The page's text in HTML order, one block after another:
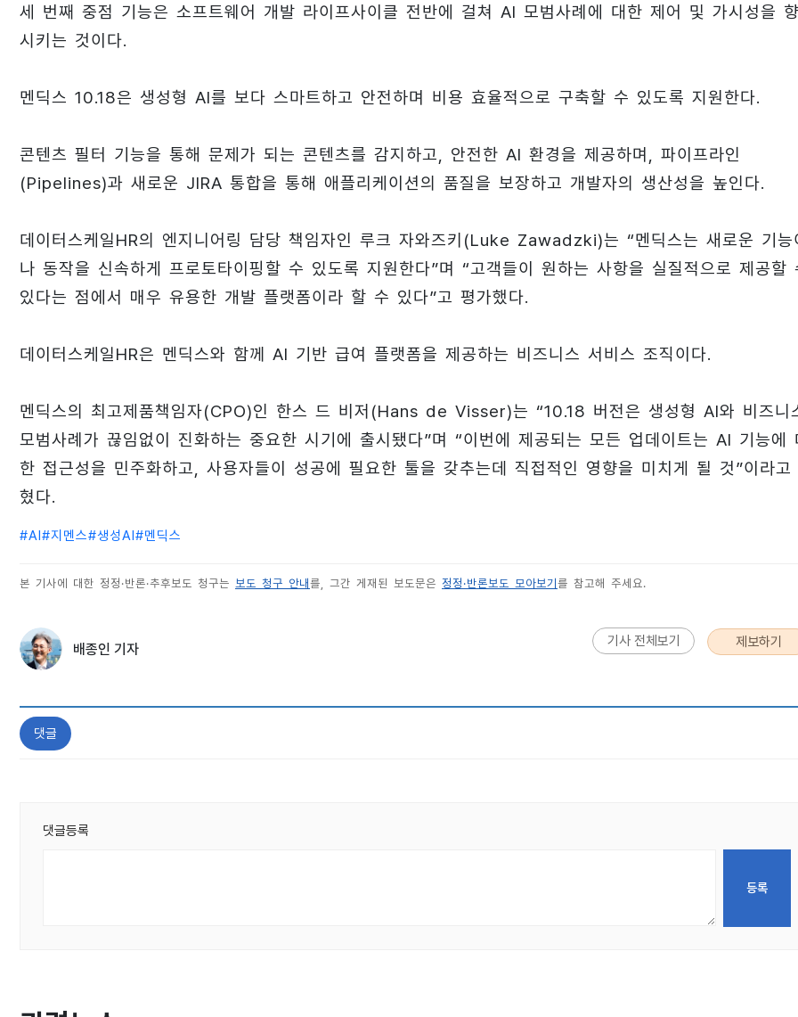
세 번째 중점 기능은 소프트웨어 개발 라이프사이클 전반에 걸쳐 AI 모범사례에 대한 제어 및 가시성을
시키는 것이다.
멘딕스 10.18은 생성형 AI를 보다 스마트하고 안전하며 비용 효율적으로 구축할 수 있도록 지원한다.
콘텐츠 필터 기능을 통해 문제가 되는 콘텐츠를 감지하고, 안전한 AI 환경을 제공하며, 파이프라인
(Pipelines)과 새로운 JIRA 통합을 통해 애플리케이션의 품질을 보장하고 개발자의 생산성을 높인다.
데이터스케일HR의 엔지니어링 담당 책임자인 루크 자와즈키(Luke Zawadzki)는 “멘딕스는 새로운 기능
나 동작을 신속하게 프로토타이핑할 수 있도록 지원한다”며 “고객들이 원하는 사항을 실질적으로 제공할
있다는 점에서 매우 유용한 개발 플랫폼이라 할 수 있다”고 평가했다.
데이터스케일HR은 멘딕스와 함께 AI 기반 급여 플랫폼을 제공하는 비즈니스 서비스 조직이다.
멘딕스의 최고제품책임자(CPO)인 한스 드 비저(Hans de Visser)는 “10.18 버전은 생성형 AI와 비즈니
모범사례가 끊임없이 진화하는 중요한 시기에 출시됐다”며 “이번에 제공되는 모든 업데이트는 AI 기능에
한 접근성을 민주화하고, 사용자들이 성공에 필요한 툴을 갖추는데 직접적인 영향을 미치게 될 것”이라고
혔다.
#AI#지멘스#생성AI#멘딕스
본 기사에 대한 정정·반론·추후보도 청구는 보도 청구 안내를, 그간 게재된 보도문은 정정·반론보도 모아보기를 참고해 주세요.
배종인 기자 기사 전체보기 제보하기
댓글
댓글등록